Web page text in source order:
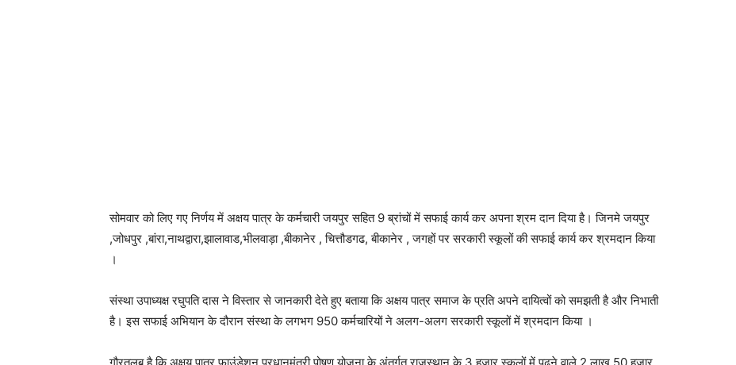
सोमवार को लिए गए निर्णय में अक्षय पात्र के कर्मचारी जयपुर सहित 9 ब्रांचों में सफाई कार्य कर अपना श्रम दान दिया है। जिनमे जयपुर
,जोधपुर ,बांरा,नाथद्वारा,झालावाड,भीलवाड़ा ,बीकानेर , चित्तौडगढ, बीकानेर , जगहों पर सरकारी स्कूलों की सफाई कार्य कर श्रमदान किया
।
संस्था उपाध्यक्ष रघुपति दास ने विस्तार से जानकारी देते हुए बताया कि अक्षय पात्र समाज के प्रति अपने दायित्वों को समझती है और निभाती
है। इस सफाई अभियान के दौरान संस्था के लगभग 950 कर्मचारियों ने अलग-अलग सरकारी स्कूलों में श्रमदान किया ।